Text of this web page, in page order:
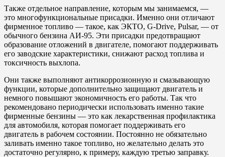
Также отдельное направление, которым мы занимаемся, —
это многофункциональные присадки. Именно они отличают
фирменное топливо — такое, как ЭКТО, G-Drive, Pulsar, — от
обычного бензина АИ-95. Эти присадки предотвращают
образование отложений в двигателе, помогают поддерживать
его заводские характеристики, снижают расход топлива и
токсичность выхлопа.
Они также выполняют антикоррозионную и смазывающую
функции, которые дополнительно защищают двигатель и
немного повышают экономичность его работы. Так что
рекомендовано периодически использовать именно такие
фирменные бензины — это как лекарственная профилактика
для автомобиля, которая помогает поддерживать его
двигатель в рабочем состоянии. Постоянно не обязательно
заливать именно такое топливо, но желательно делать это
достаточно регулярно, к примеру, каждую третью заправку.